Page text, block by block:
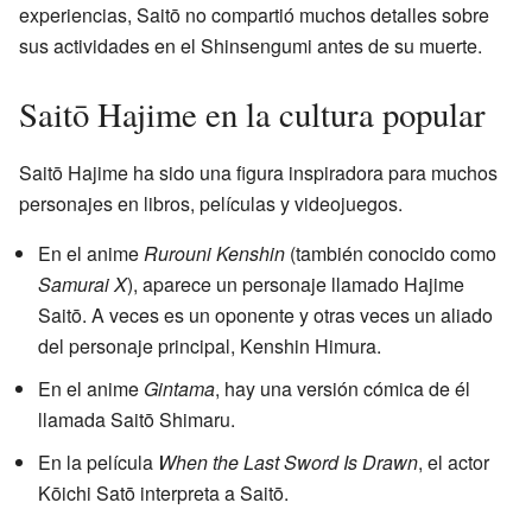
experiencias, Saitō no compartió muchos detalles sobre
sus actividades en el Shinsengumi antes de su muerte.
Saitō Hajime en la cultura popular
Saitō Hajime ha sido una figura inspiradora para muchos
personajes en libros, películas y videojuegos.
En el animeRurouni Kenshin (también conocido como
Samurai X), aparece un personaje llamado Hajime
Saitō. A veces es un oponente y otras veces un aliado
del personaje principal, Kenshin Himura.
En el anime Gintama, hay una versión cómica de él
llamada Saitō Shimaru.
En la película When the Last Sword Is Drawn, el actor
Kōichi Satō interpreta a Saitō.